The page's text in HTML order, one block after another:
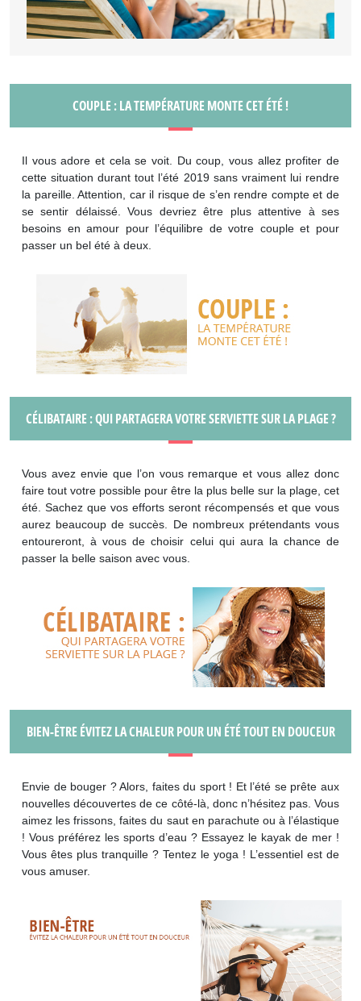
COUPLE : LA TEMPÉRATURE MONTE CET ÉTÉ !
Il vous adore et cela se voit. Du coup, vous allez profiter de
cette situation durant tout l’été 2019 sans vraiment lui rendre
la pareille. Attention, car il risque de s’en rendre compte et de
se sentir délaissé. Vous devriez être plus attentive à ses
besoins en amour pour l’équilibre de votre couple et pour
passer un bel été à deux.
CÉLIBATAIRE : QUI PARTAGERA VOTRE SERVIETTE SUR LA PLAGE ?
Vous avez envie que l’on vous remarque et vous allez donc
faire tout votre possible pour être la plus belle sur la plage, cet
été. Sachez que vos efforts seront récompensés et que vous
aurez beaucoup de succès. De nombreux prétendants vous
entoureront, à vous de choisir celui qui aura la chance de
passer la belle saison avec vous.
BIEN-ÊTRE ÉVITEZ LA CHALEUR POUR UN ÉTÉ TOUT EN DOUCEUR
Envie de bouger ? Alors, faites du sport ! Et l’été se prête aux
nouvelles découvertes de ce côté-là, donc n’hésitez pas. Vous
aimez les frissons, faites du saut en parachute ou à l’élastique
! Vous préférez les sports d’eau ? Essayez le kayak de mer !
Vous êtes plus tranquille ? Tentez le yoga ! L’essentiel est de
vous amuser.